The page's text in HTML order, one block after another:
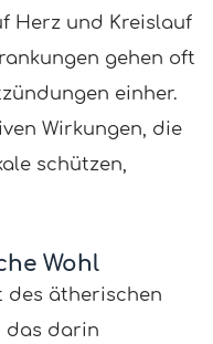
Herz und Kreislauf
gehen oft
einher.
Wirkungen, die
schützen,
Wohl
des ätherischen
das darin